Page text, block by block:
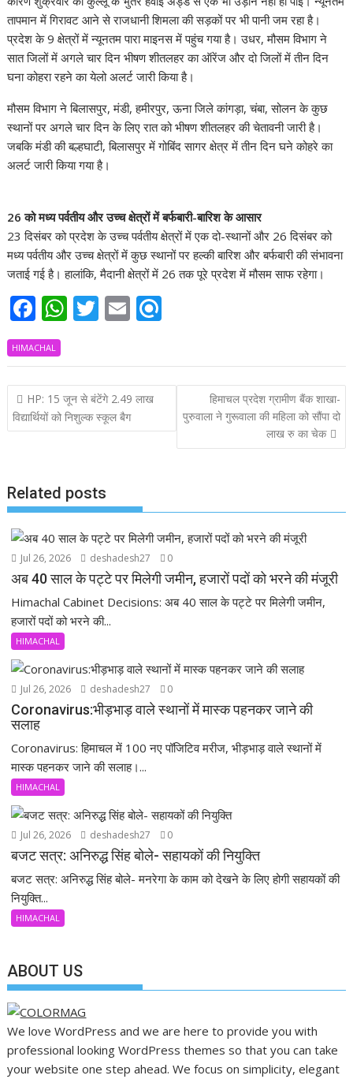
तापमान में गिरावट आने से राजधानी शिमला की सड़कों पर भी पानी जम रहा है।
प्रदेश के 9 क्षेत्रों में न्यूनतम पारा माइनस में पहुंच गया है। उधर, मौसम विभाग ने
सात जिलों में अगले चार दिन भीषण शीतलहर का ऑरेंज और दो जिलों में तीन दिन
घना कोहरा रहने का येलो अलर्ट जारी किया है।
मौसम विभाग ने बिलासपुर, मंडी, हमीरपुर, ऊना जिले कांगड़ा, चंबा, सोलन के कुछ
स्थानों पर अगले चार दिन के लिए रात को भीषण शीतलहर की चेतावनी जारी है।
जबकि मंडी की बल्हघाटी, बिलासपुर में गोबिंद सागर क्षेत्र में तीन दिन घने कोहरे का
अलर्ट जारी किया गया है।
26 को मध्य पर्वतीय और उच्च क्षेत्रों में बर्फबारी-बारिश के आसार
23 दिसंबर को प्रदेश के उच्च पर्वतीय क्षेत्रों में एक दो-स्थानों और 26 दिसंबर को
मध्य पर्वतीय और उच्च क्षेत्रों में कुछ स्थानों पर हल्की बारिश और बर्फबारी की संभावना
जताई गई है। हालांकि, मैदानी क्षेत्रों में 26 तक पूरे प्रदेश में मौसम साफ रहेगा।
F
ac
e
b
o
o
W
at
s
A
p
T
itt
er
E
ai
l
i
n
HIMACHAL
Post
navigation
HP: 15 जून से बंटेंगे 2.49 लाख
विद्यार्थियों को निशुल्क स्कूल बैग
हिमाचल प्रदेश ग्रामीण बैंक शाखा-
पुरुवाला ने गुरूवाला की महिला को सौंपा दो
लाख रु का चेक
Related posts
Jul 26, 2026 deshadesh27 0
अब 40 साल के पट्टे पर मिलेगी जमीन, हजारों पदों को भरने की मंजूरी
Himachal Cabinet Decisions: अब 40 साल के पट्टे पर मिलेगी जमीन,
हजारों पदों को भरने की...
HIMACHAL
Jul 26, 2026 deshadesh27 0
Coronavirus:भीड़भाड़ वाले स्थानों में मास्क पहनकर जाने की
सलाह
Coronavirus: हिमाचल में 100 नए पॉजिटिव मरीज, भीड़भाड़ वाले स्थानों में
मास्क पहनकर जाने की सलाह।...
HIMACHAL
Jul 26, 2026 deshadesh27 0
बजट सत्र: अनिरुद्ध सिंह बोले- सहायकों की नियुक्ति
बजट सत्र: अनिरुद्ध सिंह बोले- मनरेगा के काम को देखने के लिए होगी सहायकों की
नियुक्ति...
HIMACHAL
ABOUT US
We love WordPress and we are here to provide you with
professional looking WordPress themes so that you can take
your website one step ahead. We focus on simplicity, elegant